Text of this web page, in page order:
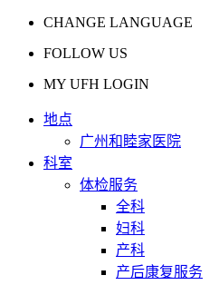
CHANGE LANGUAGE
FOLLOW US
MY UFH LOGIN
地点
广州和睦家医院
科室
体检服务
全科
妇科
产科
产后康复服务